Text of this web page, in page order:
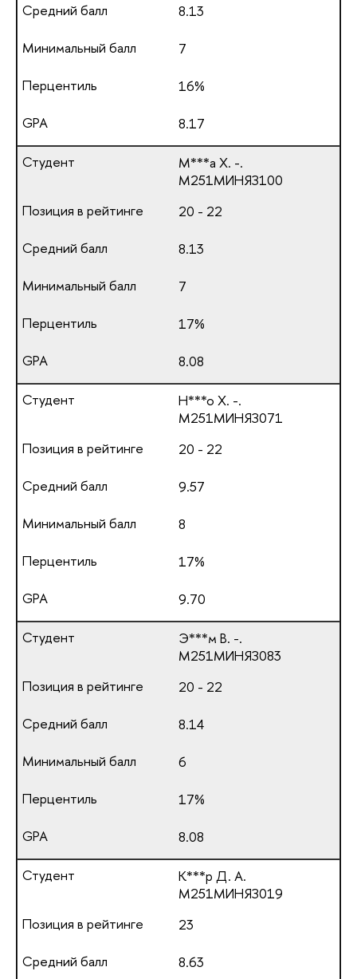
8.13
7
16%
8.17
М***а Х. -.
М251МИНЯЗ100
20 - 22
8.13
7
17%
8.08
Н***о Х. -.
М251МИНЯЗ071
20 - 22
9.57
8
17%
9.70
Э***м В. -.
М251МИНЯЗ083
20 - 22
8.14
6
17%
8.08
К***р Д. А.
М251МИНЯЗ019
23
8.63